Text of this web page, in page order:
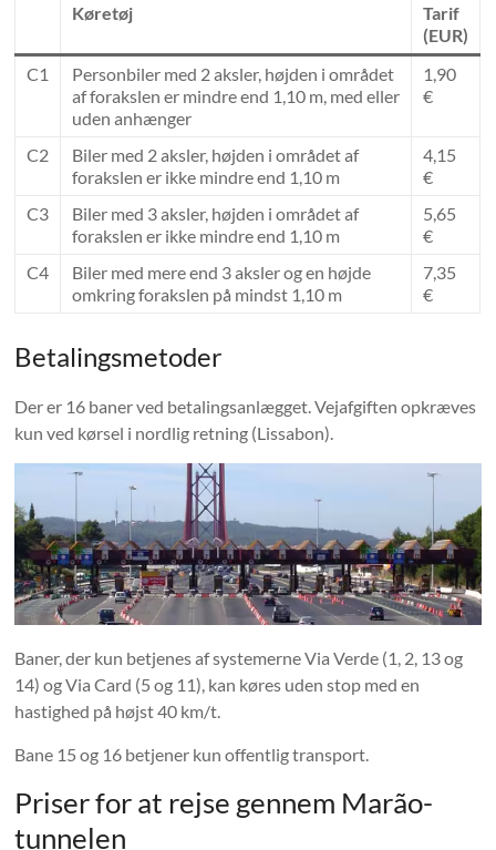
Køretøj
Tarif
(EUR)
C1
Personbiler med 2 aksler, højden i området
af forakslen er mindre end 1,10 m, med eller
uden anhænger
1,90
€
C2
Biler med 2 aksler, højden i området af
forakslen er ikke mindre end 1,10 m
4,15
€
C3
Biler med 3 aksler, højden i området af
forakslen er ikke mindre end 1,10 m
5,65
€
C4
Biler med mere end 3 aksler og en højde
omkring forakslen på mindst 1,10 m
7,35
€
Betalingsmetoder
Der er 16 baner ved betalingsanlægget. Vejafgiften opkræves
kun ved kørsel i nordlig retning (Lissabon).
Baner, der kun betjenes af systemerne Via Verde (1, 2, 13 og
14) og Via Card (5 og 11), kan køres uden stop med en
hastighed på højst 40 km/t.
Bane 15 og 16 betjener kun offentlig transport.
Priser for at rejse gennem Marão-
tunnelen